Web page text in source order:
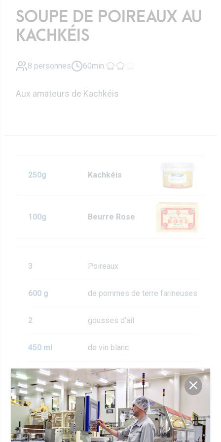
SOUPE DE POIREAUX AU
KACHKÉIS
8 personnes 60min.
Aux amateurs de Kachkéis
250g Kachkéis
100g Beurre Rose
3 Poireaux
600 g de pommes de terre farineuses
2 gousses d'ail
450 ml de vin blanc
1,2 l
de bouillon de légumes ou de
poulet
sel et poivre